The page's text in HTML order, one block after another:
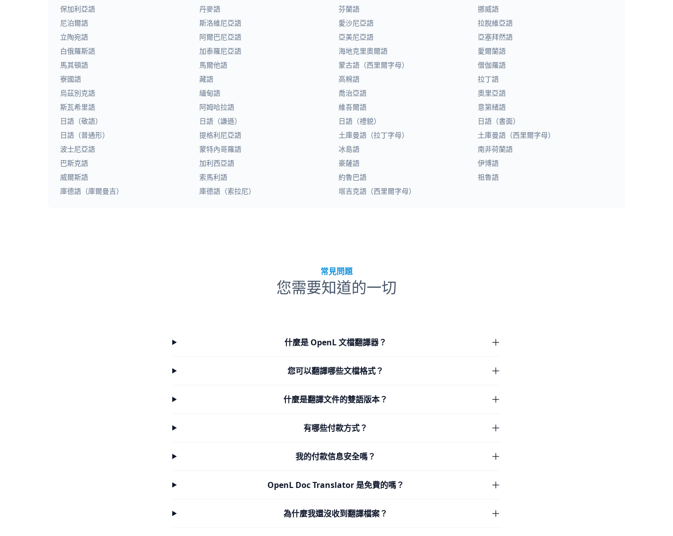
保加利亞語
丹麥語 芬蘭語
挪威語
尼泊爾語
斯洛維尼亞語 愛沙尼亞語
拉脫維亞語
立陶宛語
阿爾巴尼亞語 亞美尼亞語
亞塞拜然語
白俄羅斯語
加泰羅尼亞語 海地克里奧爾語
愛爾蘭語
馬其頓語
馬爾他語 蒙古語（西里爾字母）
僧伽羅語
寮國語
藏語 高棉語
拉丁語
烏茲別克語
緬甸語 喬治亞語
奧里亞語
斯瓦希里語
阿姆哈拉語 維吾爾語
意第緒語
日語（敬語）
日語（謙遜） 日語（禮貌）
日語（書面）
日語（普通形）
提格利尼亞語 土庫曼語（拉丁字母）
土庫曼語（西里爾字母）
波士尼亞語
蒙特內哥羅語 冰島語
南非荷蘭語
巴斯克語
加利西亞語 豪薩語
伊博語
威爾斯語
索馬利語 約魯巴語
祖魯語
庫德語（庫爾曼吉）
庫德語（索拉尼） 塔吉克語（西里爾字母）
常見問題
您需要知道的一切
什麼是 OpenL 文檔翻譯器？
您可以翻譯哪些文檔格式？
什麼是翻譯文件的雙語版本？
有哪些付款方式？
我的付款信息安全嗎？
OpenL Doc Translator 是免費的嗎？
為什麼我還沒收到翻譯檔案？